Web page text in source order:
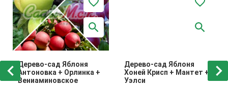
Дерево-сад Яблоня
Антоновка + Орлинка +
Вениаминовское
Дерево-сад Яблоня
Хоней Крисп + Мантет +
Уэлси